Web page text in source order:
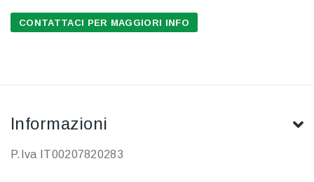
CONTATTACI PER MAGGIORI INFO
Informazioni
P.Iva IT00207820283